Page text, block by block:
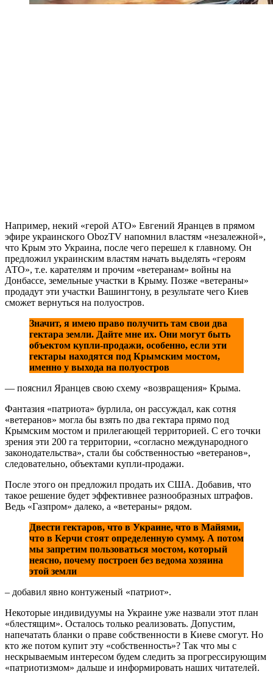
Например, некий «герой АТО» Евгений Яранцев в прямом
эфире украинского ObozTV напомнил властям «незалежной»,
что Крым это Украина, после чего перешел к главному. Он
предложил украинским властям начать выделять «героям
АТО», т.е. карателям и прочим «ветеранам» войны на
Донбассе, земельные участки в Крыму. Позже «ветераны»
продадут эти участки Вашингтону, в результате чего Киев
сможет вернуться на полуостров.
Значит, я имею право получить там свои два
гектара земли. Дайте мне их. Они могут быть
объектом купли-продажи, особенно, если эти
гектары находятся под Крымским мостом,
именно у выхода на полуостров
— пояснил Яранцев свою схему «возвращения» Крыма.
Фантазия «патриота» бурлила, он рассуждал, как сотня
«ветеранов» могла бы взять по два гектара прямо под
Крымским мостом и прилегающей территорией. С его точки
зрения эти 200 га территории, «согласно международного
законодательства», стали бы собственностью «ветеранов»,
следовательно, объектами купли-продажи.
После этого он предложил продать их США. Добавив, что
такое решение будет эффективнее разнообразных штрафов.
Ведь «Газпром» далеко, а «ветераны» рядом.
Двести гектаров, что в Украине, что в Майями,
что в Керчи стоят определенную сумму. А потом
мы запретим пользоваться мостом, который
неясно, почему построен без ведома хозяина
этой земли
– добавил явно контуженый «патриот».
Некоторые индивидуумы на Украине уже назвали этот план
«блестящим». Осталось только реализовать. Допустим,
напечатать бланки о праве собственности в Киеве смогут. Но
кто же потом купит эту «собственность»? Так что мы с
нескрываемым интересом будем следить за прогрессирующим
«патриотизмом» дальше и информировать наших читателей.